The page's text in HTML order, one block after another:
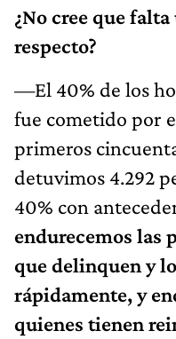
¿No cree que
respecto?
—El 40% de los
fue cometido por
primeros
detuvimos 4.292
40% con
endurecemos las
que delinquen y
rápidamente, y
quienes tienen